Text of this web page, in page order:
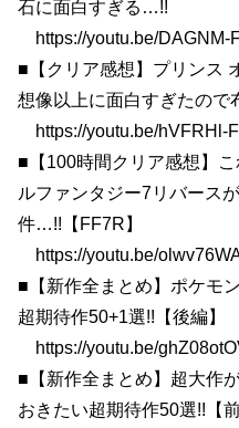
石に面白すぎる…!!
https://youtu.be/DAGNM-
■【クリア感想】プリンス
想像以上に面白すぎたので
https://youtu.be/hVFRHl-
■【100時間クリア感想】
ルファンタジー7リバース
件…!!【FF7R】
https://youtu.be/
■【新作全まとめ】ポケモ
超期待作50+1選!!【後編】
https://youtu.be/
■【新作全まとめ】超大作
おきたい超期待作50選!!【前